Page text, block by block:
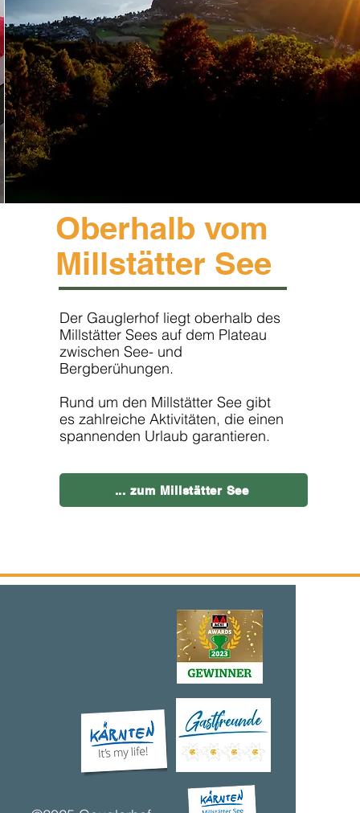
Oberhalb vom
Millstätter See
Der Gauglerhof liegt oberhalb des
Millstätter Sees auf dem Plateau
zwischen See- und
Bergberühungen.
Rund um den Millstätter See gibt
es zahlreiche Aktivitäten, die einen
spannenden Urlaub garantieren.
... zum Millstätter See